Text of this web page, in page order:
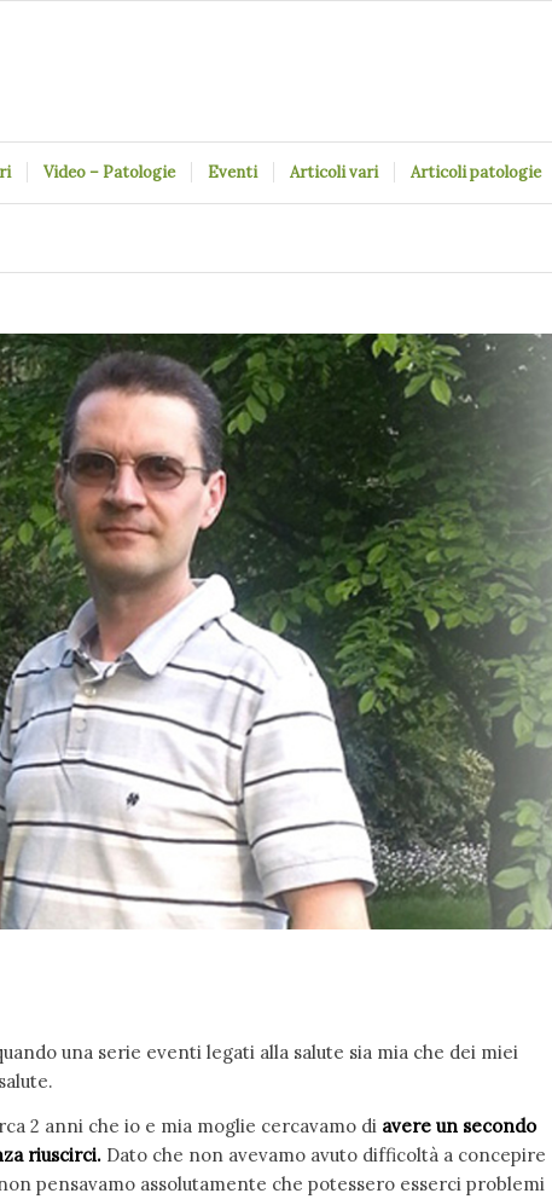
Video – Patologie Eventi Articoli vari Articoli patologie
una serie eventi legati alla salute sia mia che dei miei
2 anni che io e mia moglie cercavamo di avere un secondo
riuscirci. Dato che non avevamo avuto difficoltà a concepire
pensavamo assolutamente che potessero esserci problemi